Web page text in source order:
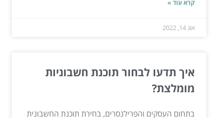
קרא עוד »
אוג 14, 2022
איך תדעו לבחור תוכנת חשבוניות
מומלצת?
בתחום העסקים והפרילנסרים, בחירת תוכנת החשבונית